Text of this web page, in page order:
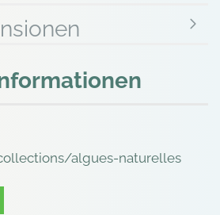
algues-naturelles